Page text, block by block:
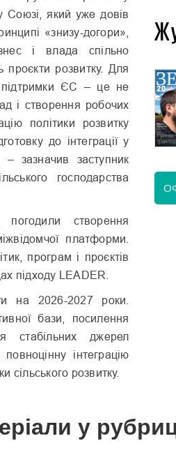
Союзі, який уже довів
«знизу-догори»,
і влада спільно
проєкти розвитку. Для
підтримки ЄС – це не
і створення робочих
політики розвитку
до інтеграції у
– зазначив заступник
господарства
погодили створення
платформи.
програм і проєктів
підходу LEADER.
на 2026-2027 роки.
бази, посилення
стабільних джерел
інтеграцію
сільського розвитку.
ЧЕРВЕНЬ 2026
у